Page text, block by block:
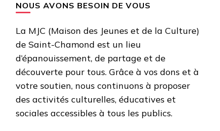
NOUS AVONS BESOIN DE VOUS
La MJC (Maison des Jeunes et de la Culture)
de Saint-Chamond est un lieu
d’épanouissement, de partage et de
découverte pour tous. Grâce à vos dons et à
votre soutien, nous continuons à proposer
des activités culturelles, éducatives et
sociales accessibles à tous les publics.